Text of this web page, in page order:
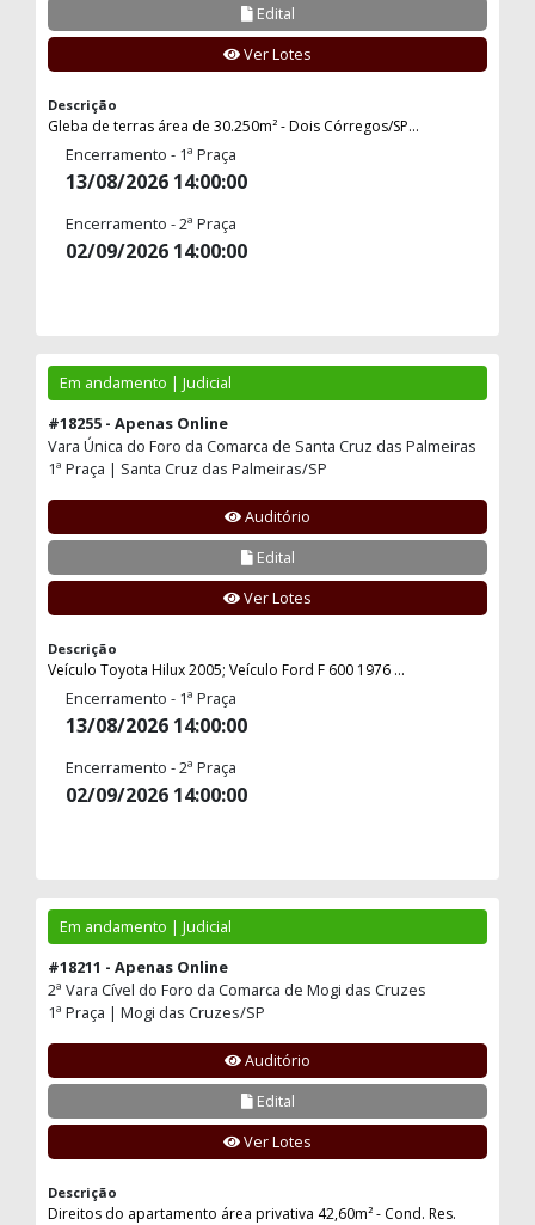
Edital
Ver Lotes
Descrição
Gleba de terras área de 30.250m² - Dois Córregos/SP...
Encerramento - 1ª Praça
13/08/2026 14:00:00
Encerramento - 2ª Praça
02/09/2026 14:00:00
Em andamento | Judicial
#18255 - Apenas Online
Vara Única do Foro da Comarca de Santa Cruz das Palmeiras
1ª Praça | Santa Cruz das Palmeiras/SP
Auditório
Edital
Ver Lotes
Descrição
Veículo Toyota Hilux 2005; Veículo Ford F 600 1976 ...
Encerramento - 1ª Praça
13/08/2026 14:00:00
Encerramento - 2ª Praça
02/09/2026 14:00:00
Em andamento | Judicial
#18211 - Apenas Online
2ª Vara Cível do Foro da Comarca de Mogi das Cruzes
1ª Praça | Mogi das Cruzes/SP
Auditório
Edital
Ver Lotes
Descrição
Direitos do apartamento área privativa 42,60m² - Cond. Res.